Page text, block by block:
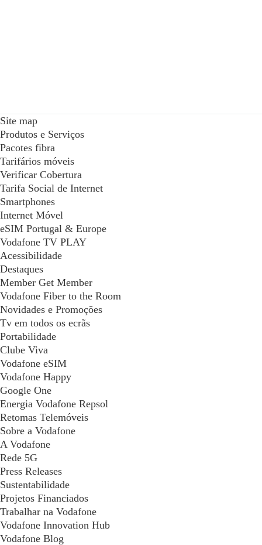
Site map
Produtos e Serviços
Pacotes fibra
Tarifários móveis
Verificar Cobertura
Tarifa Social de Internet
Smartphones
Internet Móvel
eSIM Portugal & Europe
Vodafone TV PLAY
Acessibilidade
Destaques
Member Get Member
Vodafone Fiber to the Room
Novidades e Promoções
Tv em todos os ecrãs
Portabilidade
Clube Viva
Vodafone eSIM
Vodafone Happy
Google One
Energia Vodafone Repsol
Retomas Telemóveis
Sobre a Vodafone
A Vodafone
Rede 5G
Press Releases
Sustentabilidade
Projetos Financiados
Trabalhar na Vodafone
Vodafone Innovation Hub
Vodafone Blog